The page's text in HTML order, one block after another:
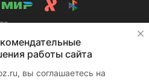
работы сайта
вы соглашаетесь на